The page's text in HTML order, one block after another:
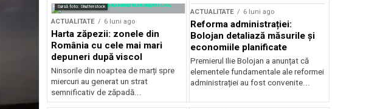
Sursă foto: Shutterstock
ACTUALITATE 6 luni ago
Harta zăpezii: zonele din
România cu cele mai mari
depuneri după viscol
Ninsorile din noaptea de marți spre
miercuri au generat un strat
semnificativ de zăpadă...
ACTUALITATE 6 luni ago
Reforma administrației:
Bolojan detaliază măsurile și
economiile planificate
Premierul Ilie Bolojan a anunțat că
elementele fundamentale ale reformei
administrației au fost convenite...